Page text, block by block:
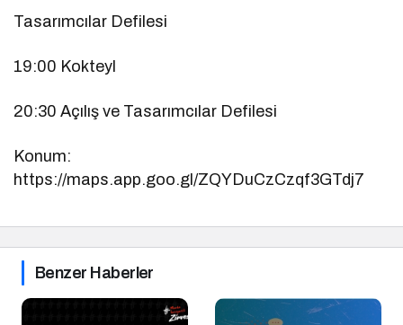
Tasarımcılar Defilesi
19:00 Kokteyl
20:30 Açılış ve Tasarımcılar Defilesi
Konum:
https://maps.app.goo.gl/ZQYDuCzCzqf3GTdj7
Benzer Haberler